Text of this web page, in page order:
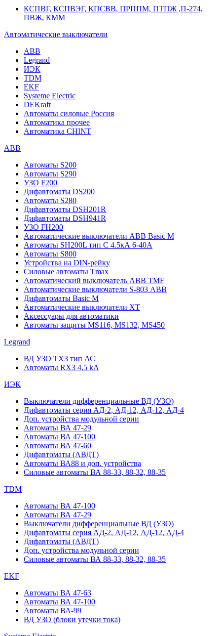
КСПВГ, КСПВЭГ, КПСВВ, ПРППМ, ПТПЖ ,П-274,
ПВЖ, КММ
Автоматические выключатели
ABB
Legrand
ИЭК
TDM
EKF
Systeme Electric
DEKraft
Автоматы силовые Россия
Автоматика прочее
Автоматика CHINT
ABB
Автоматы S200
Автоматы S290
УЗО F200
Дифавтоматы DS200
Автоматы S280
Дифавтоматы DSH201R
Дифавтоматы DSH941R
УЗО FH200
Автоматические выключатели ABB Basic M
Автоматы SH200L тип С 4.5кА 6-40А
Автоматы S800
Устройства на DIN-рейку
Силовые автоматы Tmax
Автоматический выключатель ABB TMF
Автоматические выключатели S-803 АВВ
Дифавтоматы Basic M
Автоматические выключатели XT
Аксессуары для автоматики
Автоматы защиты MS116, MS132, MS450
Legrand
ВД УЗО TX3 тип АС
Автоматы RX3 4,5 kA
ИЭК
Выключатели дифференциальные ВД (УЗО)
Дифавтоматы серия АД-2, АД-12, АД-12, АД-4
Доп. устройства модульной серии
Автоматы ВА 47-29
Автоматы ВА 47-100
Автоматы ВА 47-60
Дифавтоматы (АВДТ)
Автоматы ВА88 и доп. устройства
Силовые автоматы ВА 88-33, 88-32, 88-35
TDM
Автоматы ВА 47-100
Автоматы ВА 47-29
Выключатели дифференциальные ВД (УЗО)
Дифавтоматы серия АД-2, АД-12, АД-12, АД-4
Дифавтоматы (АВДТ)
Доп. устройства модульной серии
Силовые автоматы ВА 88-33, 88-32, 88-35
EKF
Автоматы ВА 47-63
Автоматы ВА 47-100
Автоматы ВА-99
ВД УЗО (блоки утечки тока)